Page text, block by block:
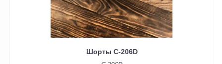
Шорты C-206D